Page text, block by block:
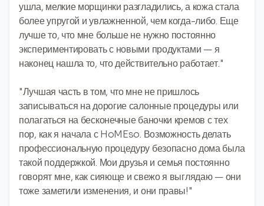
ушла, мелкие морщинки разгладились, а кожа стала
более упругой и увлажненной, чем когда-либо. Еще
лучше то, что мне больше не нужно постоянно
экспериментировать с новыми продуктами — я
наконец нашла то, что действительно работает."
"Лучшая часть в том, что мне не пришлось
записываться на дорогие салонные процедуры или
полагаться на бесконечные баночки кремов с тех
пор, как я начала с HoMEso. Возможность делать
профессиональную процедуру безопасно дома была
такой поддержкой. Мои друзья и семья постоянно
говорят мне, как сияюще и свежо я выглядаю — они
тоже заметили изменения, и они правы!"